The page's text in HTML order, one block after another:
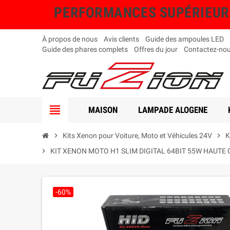
PERFORMANCES
À propos de nous Avis clients Guide des ampoules LED
Guide des phares complets
Offres du jour Contactez-
view_headline MAISON LAMPADE ALOGENE
chevron_right Kits Xenon pour Voiture, Moto et Véhicules 24V chevron_right
chevron_right
KIT XENON MOTO H1 SLIM DIGITAL 64BIT 55W HAUTE
-60%